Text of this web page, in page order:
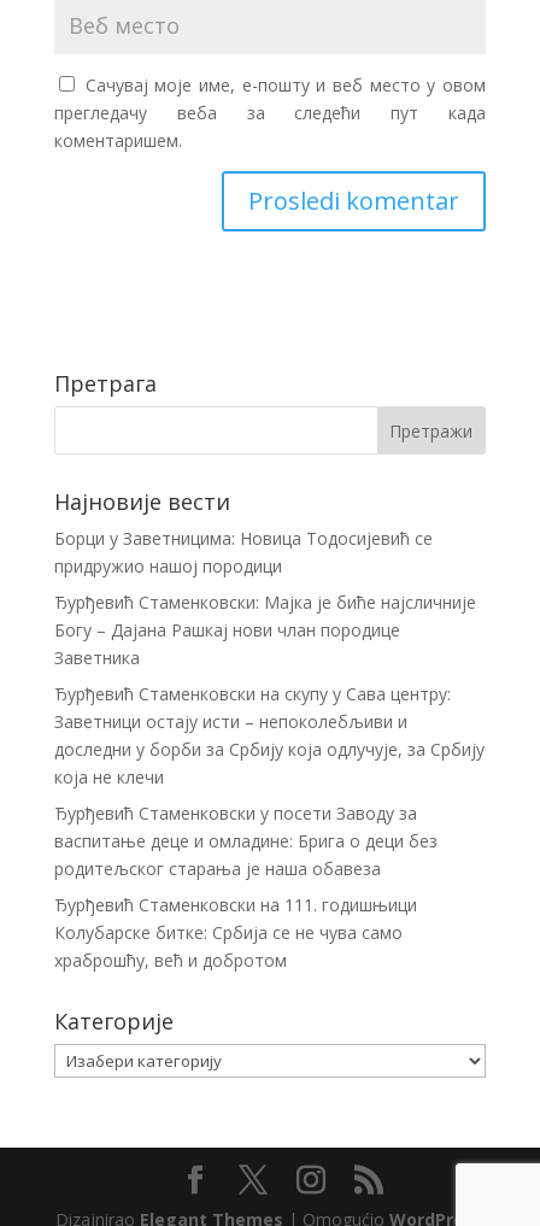
Сачувај моје име, е-пошту и веб место у овом
прегледачу веба за следећи пут када
коментаришем.
Претрага
Најновије вести
Борци у Заветницима: Новица Тодосијевић се
придружио нашој породици
Ђурђевић Стаменковски: Мајка је биће најсличније
Богу – Дајана Рашкај нови члан породице
Заветника
Ђурђевић Стаменковски на скупу у Сава центру:
Заветници остају исти – непоколебљиви и
доследни у борби за Србију која одлучује, за Србију
која не клечи
Ђурђевић Стаменковски у посети Заводу за
васпитање деце и омладине: Брига о деци без
родитељског старања је наша обавеза
Ђурђевић Стаменковски на 111. годишњици
Колубарске битке: Србија се не чува само
храброшћу, већ и добротом
Категорије
Категорије
Dizajnirao Elegant Themes | OmogućioWordPress